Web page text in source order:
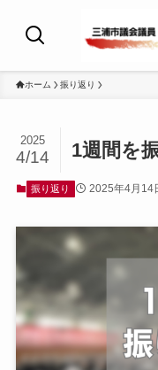
ホーム 振り返り
1週間を
2025
4/14
振り返り 2025年4月14